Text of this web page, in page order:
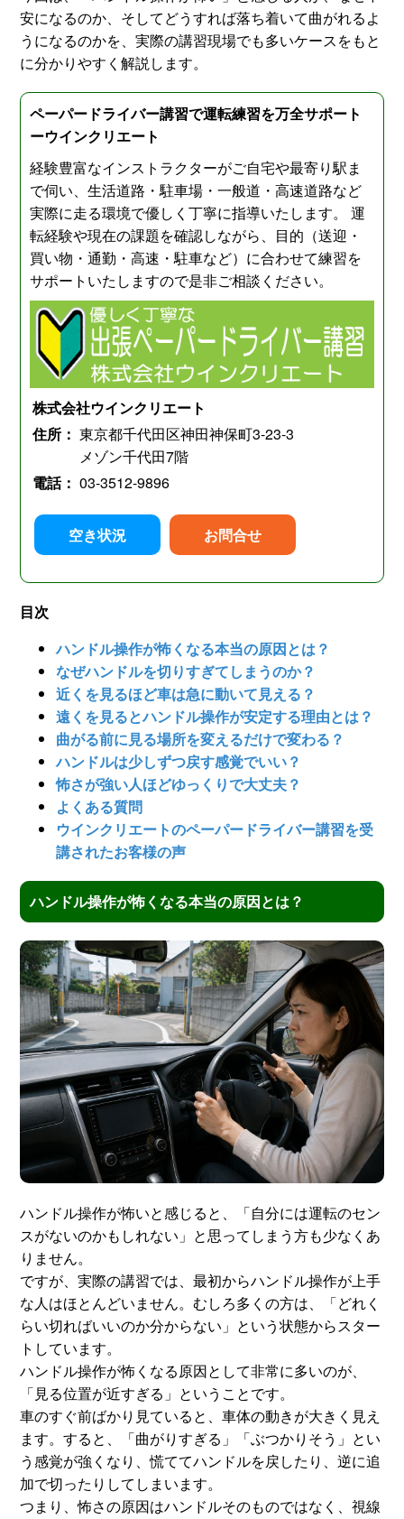
安になるのか、そしてどうすれば落ち着いて曲がれるよ
うになるのかを、実際の講習現場でも多いケースをもと
に分かりやすく解説します。
ペーパードライバー講習で運転練習を万全サポート
ーウインクリエート
経験豊富なインストラクターがご自宅や最寄り駅ま
で伺い、生活道路・駐車場・一般道・高速道路など
実際に走る環境で優しく丁寧に指導いたします。 運
転経験や現在の課題を確認しながら、目的（送迎・
買い物・通勤・高速・駐車など）に合わせて練習を
サポートいたしますので是非ご相談ください。
株式会社ウインクリエート
住所： 東京都千代田区神田神保町3-23-3
メゾン千代田7階
電話： 03-3512-9896
空き状況 お問合せ
目次
ハンドル操作が怖くなる本当の原因とは？
なぜハンドルを切りすぎてしまうのか？
近くを見るほど車は急に動いて見える？
遠くを見るとハンドル操作が安定する理由とは？
曲がる前に見る場所を変えるだけで変わる？
ハンドルは少しずつ戻す感覚でいい？
怖さが強い人ほどゆっくりで大丈夫？
よくある質問
ウインクリエートのペーパードライバー講習を受
講されたお客様の声
ハンドル操作が怖くなる本当の原因とは？
ハンドル操作が怖いと感じると、「自分には運転のセン
スがないのかもしれない」と思ってしまう方も少なくあ
りません。
ですが、実際の講習では、最初からハンドル操作が上手
な人はほとんどいません。むしろ多くの方は、「どれく
らい切ればいいのか分からない」という状態からスター
トしています。
ハンドル操作が怖くなる原因として非常に多いのが、
「見る位置が近すぎる」ということです。
車のすぐ前ばかり見ていると、車体の動きが大きく見え
ます。すると、「曲がりすぎる」「ぶつかりそう」とい
う感覚が強くなり、慌ててハンドルを戻したり、逆に追
加で切ったりしてしまいます。
つまり、怖さの原因はハンドルそのものではなく、視線